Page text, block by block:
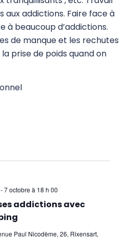
Stress Release
Workshop
aux addictions. Faire face à
à beaucoup d’addictions.
de manque et les rechutes
prise de poids quand on
addictions avec
-7 octobre à 18 h 00
Paul Nicodème, 26, Rixensart,